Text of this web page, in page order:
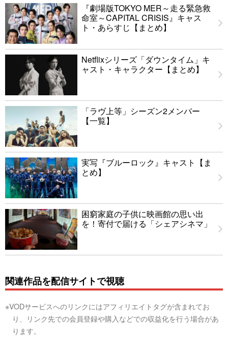
『劇場版TOKYO MER～走る緊急救
命室～CAPITAL CRISIS』キャス
ト・あらすじ【まとめ】
Netflixシリーズ「ダウンタイム」キ
ャスト・キャラクター【まとめ】
「ラヴ上等」シーズン2メンバー
【一覧】
実写『ブルーロック』キャスト【ま
とめ】
困窮家庭の子供に映画館の思い出
を！寄付で届ける「シェアシネマ」
関連作品を配信サイトで視聴
※VODサービスへのリンクにはアフィリエイトタグが含まれてお
り、リンク先での会員登録や購入などでの収益化を行う場合があ
ります。